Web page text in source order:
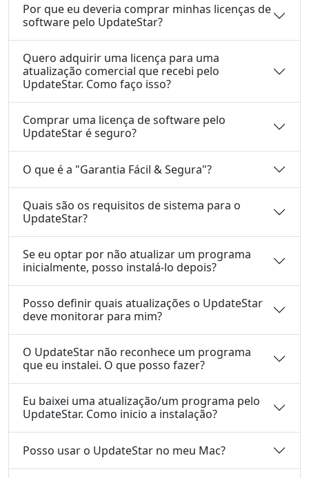
Por que eu deveria comprar minhas licenças de
software pelo UpdateStar?
Quero adquirir uma licença para uma
atualização comercial que recebi pelo
UpdateStar. Como faço isso?
Comprar uma licença de software pelo
UpdateStar é seguro?
O que é a "Garantia Fácil & Segura"?
Quais são os requisitos de sistema para o
UpdateStar?
Se eu optar por não atualizar um programa
inicialmente, posso instalá-lo depois?
Posso definir quais atualizações o UpdateStar
deve monitorar para mim?
O UpdateStar não reconhece um programa
que eu instalei. O que posso fazer?
Eu baixei uma atualização/um programa pelo
UpdateStar. Como inicio a instalação?
Posso usar o UpdateStar no meu Mac?